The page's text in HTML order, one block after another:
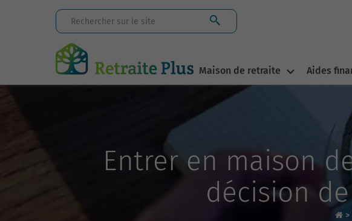
Maison de retraite Aides
Entrer en maison
décision
>